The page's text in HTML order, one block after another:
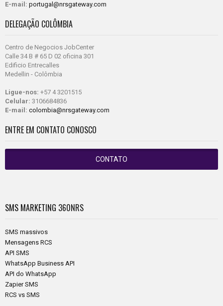
E-mail: portugal@nrsgateway.com
DELEGAÇÃO COLÔMBIA
Centro de Negocios JobCenter
Calle 34 B # 65 D 02 oficina 301
Edificio Entrecalles
Medellin - Colômbia
Ligue-nos: +57 4 3201515
Celular: 3106684836
E-mail: colombia@nrsgateway.com
ENTRE EM CONTATO CONOSCO
CONTATO
SMS MARKETING 360NRS
SMS massivos
Mensagens RCS
API SMS
WhatsApp Business API
API do WhatsApp
Zapier SMS
RCS vs SMS